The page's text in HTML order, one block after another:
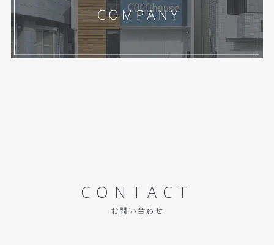
CONTACT
お問い合わせ